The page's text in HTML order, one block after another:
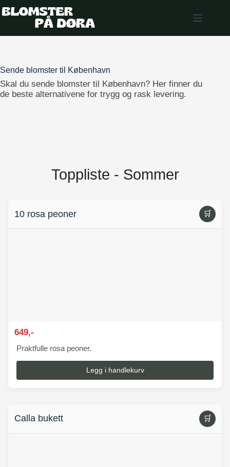
to
Sende blomster til København
Skal du sende blomster til København? Her finner du
de beste alternativene for trygg og rask levering.
Toppliste - Sommer
10 rosa peoner 🛒
649,-
Praktfulle rosa peoner.
Legg i handlekurv
Calla bukett 🛒